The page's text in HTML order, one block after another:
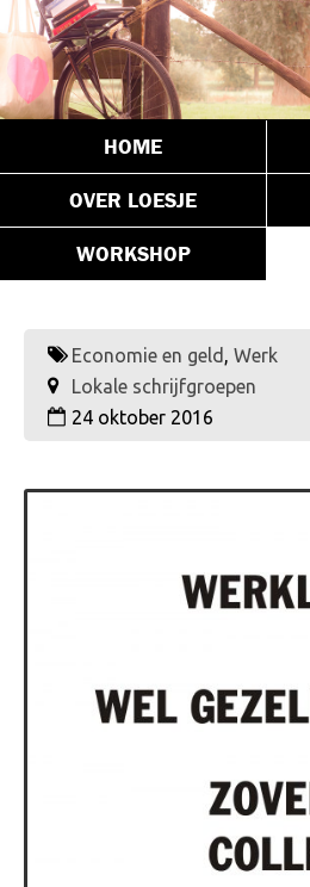
HOME
OVER LOESJE
WORKSHOP
Economie en geld , Werk
Lokale schrijfgroepen
24 oktober 2016